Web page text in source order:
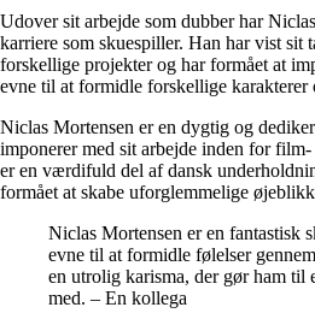
Udover sit arbejde som dubber har
karriere som skuespiller. Han har vist sit
forskellige projekter og har formået at
evne til at formidle forskellige karakterer
Niclas Mortensen er en dygtig og
imponerer med sit arbejde inden for
er en værdifuld del af dansk
formået at skabe uforglemmelige
Niclas Mortensen er en fantastisk
evne til at formidle følelser
en utrolig karisma, der gør ham til
med. – En kollega